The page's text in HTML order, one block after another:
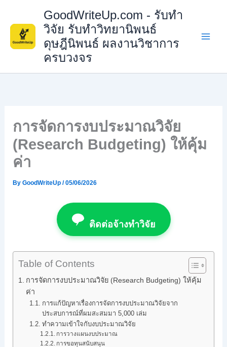
content
GoodWriteUp.com - รับทำ
วิจัย รับทำวิทยานิพนธ์
ดุษฎีนิพนธ์ ผลงานวิชาการ
ครบวงจร
การจัดการงบประมาณวิจัย
(Research Budgeting) ให้คุ้ม
ค่า
By GoodWriteUp /05/06/2026
ติดต่อจ้างทำวิจัย
Table of Contents
การจัดการงบประมาณวิจัย (Research Budgeting) ให้คุ้ม
ค่า
การแก้ปัญหาเรื่องการจัดการงบประมาณวิจัยจาก
ประสบการณ์ที่ผมสะสมมา 5,000 เล่ม
ทำความเข้าใจกับงบประมาณวิจัย
การวางแผนงบประมาณ
การขอทุนสนับสนุน